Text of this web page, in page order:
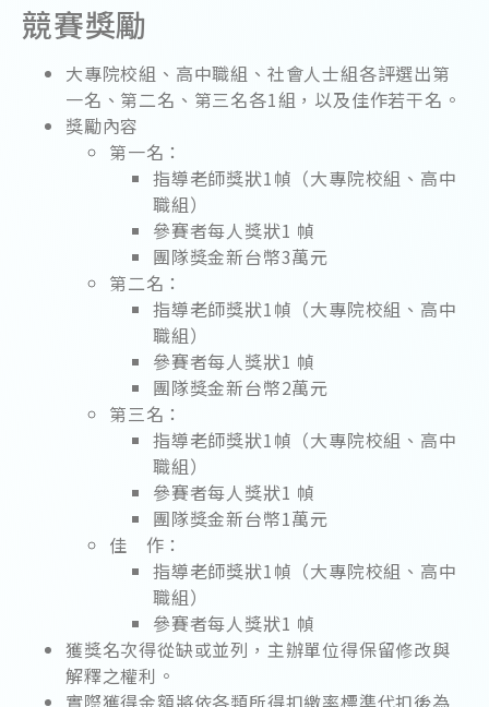
競賽獎勵
大專院校組、高中職組、社會人士組各評選出第
一名、第二名、第三名各1組，以及佳作若干名。
獎勵內容
第一名：
指導老師獎狀1幀（大專院校組、高中
職組）
參賽者每人獎狀1 幀
團隊獎金新台幣3萬元
第二名：
指導老師獎狀1幀（大專院校組、高中
職組）
參賽者每人獎狀1 幀
團隊獎金新台幣2萬元
第三名：
指導老師獎狀1幀（大專院校組、高中
職組）
參賽者每人獎狀1 幀
團隊獎金新台幣1萬元
佳 作：
指導老師獎狀1幀（大專院校組、高中
職組）
參賽者每人獎狀1 幀
獲獎名次得從缺或並列，主辦單位得保留修改與
解釋之權利。